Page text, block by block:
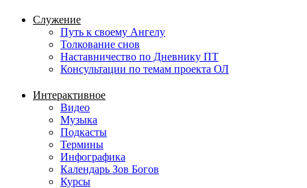
Служение
Путь к своему Ангелу
Толкование снов
Наставничество по Дневнику ПТ
Консультации по темам проекта ОЛ
Интерактивное
Видео
Музыка
Подкасты
Термины
Инфографика
Календарь Зов Богов
Курсы